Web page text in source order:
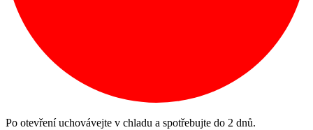
Po otevření uchovávejte v chladu a spotřebujte do 2 dnů.